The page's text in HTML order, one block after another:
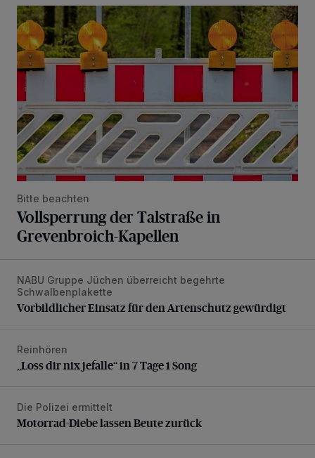
Vollsperrung der Talstraße in Grevenbroich-Kapellen
Bitte beachten
Vollsperrung der Talstraße in
Grevenbroich-Kapellen
Vorbildlicher Einsatz für den Artenschutz gewürdigt
NABU Gruppe Jüchen überreicht begehrte
Schwalbenplakette
Vorbildlicher Einsatz für den Artenschutz gewürdigt
„Loss dir nix jefalle“ in 7 Tage 1 Song
Reinhören
„Loss dir nix jefalle“ in 7 Tage 1 Song
Motorrad-Diebe lassen Beute zurück
Die Polizei ermittelt
Motorrad-Diebe lassen Beute zurück